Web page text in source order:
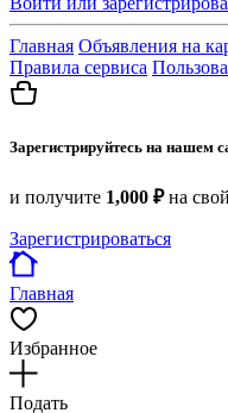
Главная Объявления на
Правила сервиса
Зарегистрируйтесь на нашем
и получите 1,000 ₽на
Зарегистрироваться
Главная
Избранное
Подать